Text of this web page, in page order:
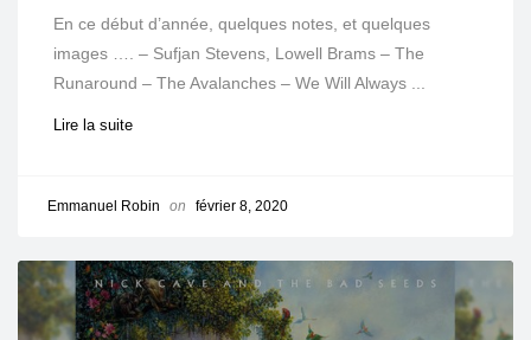
En ce début d’année, quelques notes, et quelques
images …. – Sufjan Stevens, Lowell Brams – The
Runaround – The Avalanches – We Will Always ...
Lire la suite
Emmanuel Robin on février 8, 2020